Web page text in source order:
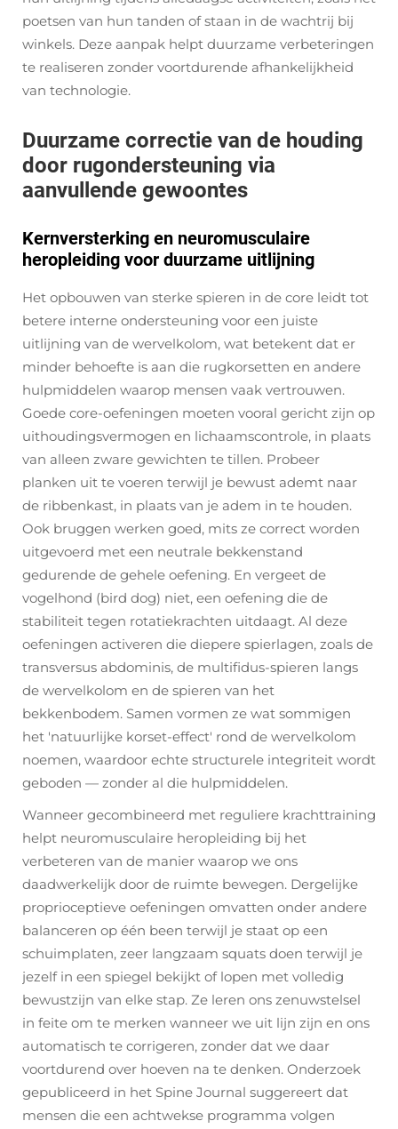
poetsen van hun tanden of staan in de wachtrij bij
winkels. Deze aanpak helpt duurzame verbeteringen
te realiseren zonder voortdurende afhankelijkheid
van technologie.
Duurzame correctie van de houding
door rugondersteuning via
aanvullende gewoontes
Kernversterking en neuromusculaire
heropleiding voor duurzame uitlijning
Het opbouwen van sterke spieren in de core leidt tot
betere interne ondersteuning voor een juiste
uitlijning van de wervelkolom, wat betekent dat er
minder behoefte is aan die rugkorsetten en andere
hulpmiddelen waarop mensen vaak vertrouwen.
Goede core-oefeningen moeten vooral gericht zijn op
uithoudingsvermogen en lichaamscontrole, in plaats
van alleen zware gewichten te tillen. Probeer
planken uit te voeren terwijl je bewust ademt naar
de ribbenkast, in plaats van je adem in te houden.
Ook bruggen werken goed, mits ze correct worden
uitgevoerd met een neutrale bekkenstand
gedurende de gehele oefening. En vergeet de
vogelhond (bird dog) niet, een oefening die de
stabiliteit tegen rotatiekrachten uitdaagt. Al deze
oefeningen activeren die diepere spierlagen, zoals de
transversus abdominis, de multifidus-spieren langs
de wervelkolom en de spieren van het
bekkenbodem. Samen vormen ze wat sommigen
het 'natuurlijke korset-effect' rond de wervelkolom
noemen, waardoor echte structurele integriteit wordt
geboden — zonder al die hulpmiddelen.
Wanneer gecombineerd met reguliere krachttraining
helpt neuromusculaire heropleiding bij het
verbeteren van de manier waarop we ons
daadwerkelijk door de ruimte bewegen. Dergelijke
proprioceptieve oefeningen omvatten onder andere
balanceren op één been terwijl je staat op een
schuimplaten, zeer langzaam squats doen terwijl je
jezelf in een spiegel bekijkt of lopen met volledig
bewustzijn van elke stap. Ze leren ons zenuwstelsel
in feite om te merken wanneer we uit lijn zijn en ons
automatisch te corrigeren, zonder dat we daar
voortdurend over hoeven na te denken. Onderzoek
gepubliceerd in het Spine Journal suggereert dat
mensen die een achtwekse programma volgen